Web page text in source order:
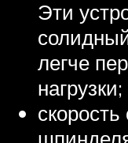
Эти
легче
нагрузки;